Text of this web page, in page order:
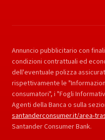
Annuncio pubblicitario con
condizioni contrattuali ed
dell'eventuale polizza
rispettivamente le
consumatori", i "Fogli
Agenti della Banca o sulla
santanderconsumer.it/area-
Santander Consumer Bank.